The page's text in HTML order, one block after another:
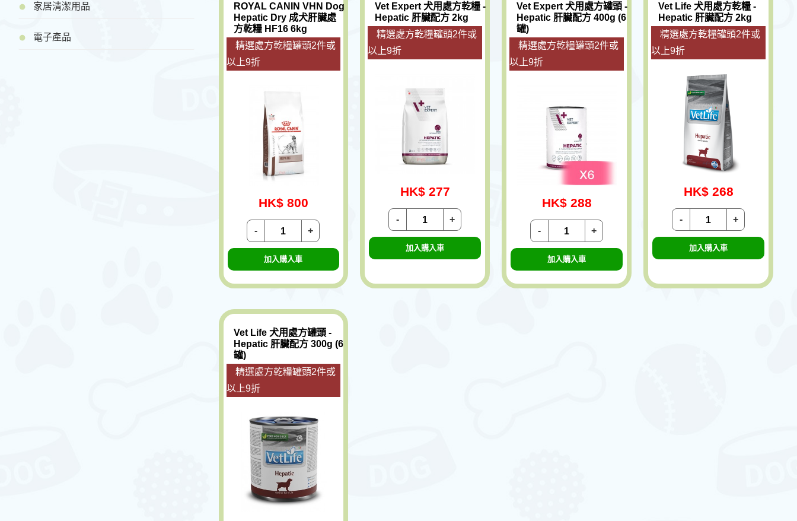
家居清潔用品
電子產品
ROYAL CANIN VHN Dog
Hepatic Dry 成犬肝臟處
方乾糧 HF16 6kg
精選處方乾糧罐頭2件或
以上9折
HK$ 800
+
-
加入購入車
Vet Expert 犬用處方乾糧 -
Hepatic 肝臟配方 2kg
精選處方乾糧罐頭2件或
以上9折
HK$ 277
+
-
加入購入車
Vet Expert 犬用處方罐頭 -
Hepatic 肝臟配方 400g (6
罐)
精選處方乾糧罐頭2件或
以上9折
HK$ 288
+
-
加入購入車
Vet Life 犬用處方乾糧 -
Hepatic 肝臟配方 2kg
精選處方乾糧罐頭2件或
以上9折
HK$ 268
+
-
加入購入車
Vet Life 犬用處方罐頭 -
Hepatic 肝臟配方 300g (6
罐)
精選處方乾糧罐頭2件或
以上9折